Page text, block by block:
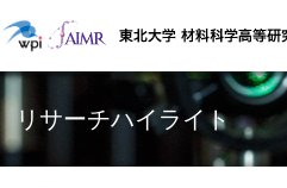
リサーチハイライト